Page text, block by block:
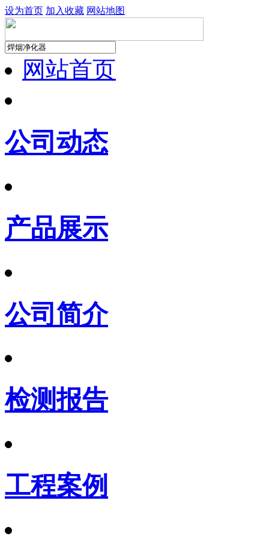
设为首页 加入收藏 网站地图
网站首页
公司动态
产品展示
公司简介
检测报告
工程案例